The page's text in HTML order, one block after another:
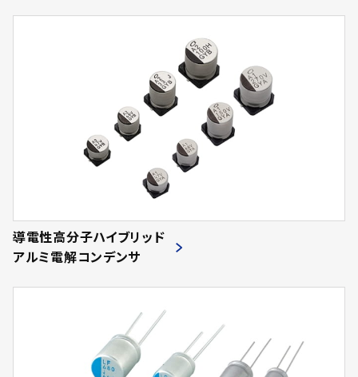
導電性高分子ハイブリッド
アルミ電解コンデンサ